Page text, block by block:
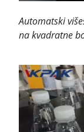
Automatski
na kvadratne